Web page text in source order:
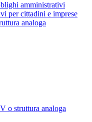
amministrativi
per cittadini e imprese
analoga
o struttura analoga